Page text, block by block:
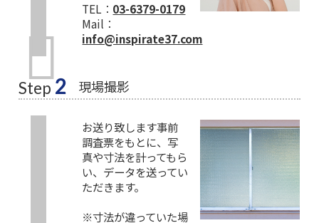
TEL： 03-6379-0179
Mail：
info@inspirate37.com
Step 2 現場撮影
お送り致します事前
調査票をもとに、写
真や寸法を計ってもら
い、データを送ってい
ただきます。
※寸法が違っていた場